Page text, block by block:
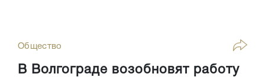
Общество
В Волгограде возобновят работу